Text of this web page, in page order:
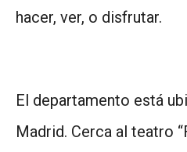
hacer, ver, o disfrutar.
El departamento está
Madrid. Cerca al teatro